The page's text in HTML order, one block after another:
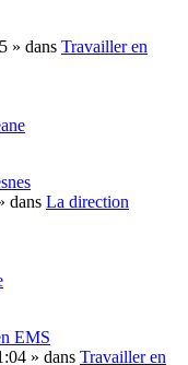
» dans Travailler en
dans La direction
EMS
» dans Travailler en